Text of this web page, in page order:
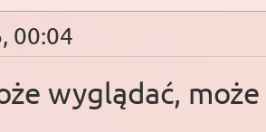
00:04
wyglądać,